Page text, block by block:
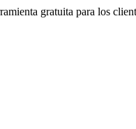
gratuita para los